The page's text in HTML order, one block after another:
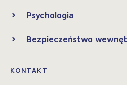
Psychologia
Bezpieczeństwo
KONTAKT